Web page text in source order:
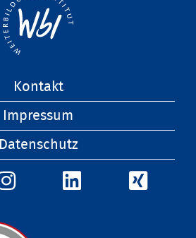
Kontakt
Impressum
Datenschutz